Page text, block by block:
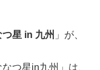
つ星 in 九州 」が、
つ星in九州」は、